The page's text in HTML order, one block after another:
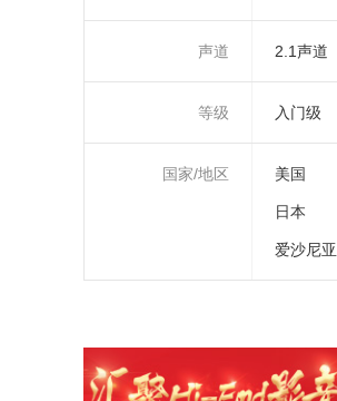
声道 2.1声道
等级 入门级
国家/地区 美国
日本
爱沙尼亚